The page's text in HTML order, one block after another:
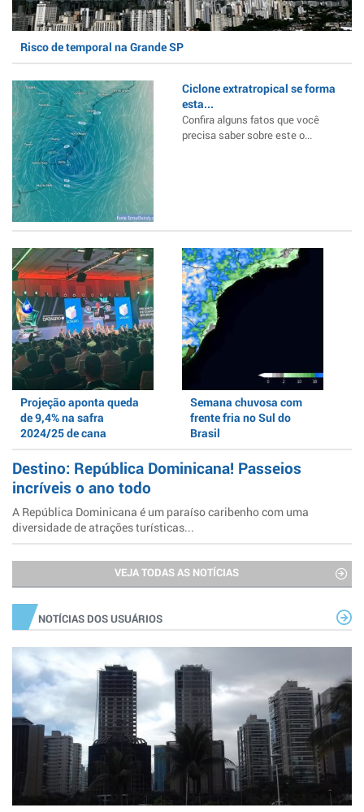
Risco de temporal na Grande SP
Ciclone extratropical se forma
esta...
Confira alguns fatos que você
precisa saber sobre este o...
Projeção aponta queda
de 9,4% na safra
2024/25 de cana
Semana chuvosa com
frente fria no Sul do
Brasil
Destino: República Dominicana! Passeios
incríveis o ano todo
A República Dominicana é um paraíso caribenho com uma
diversidade de atrações turísticas...
VEJA TODAS AS NOTÍCIAS
NOTÍCIAS DOS USUÁRIOS